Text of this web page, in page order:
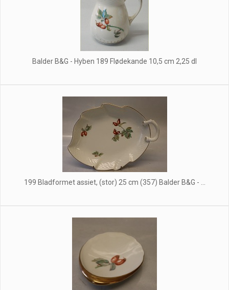
Balder B&G - Hyben 189 Flødekande 10,5 cm 2,25 dl
199 Bladformet assiet, (stor) 25 cm (357) Balder B&G - ...